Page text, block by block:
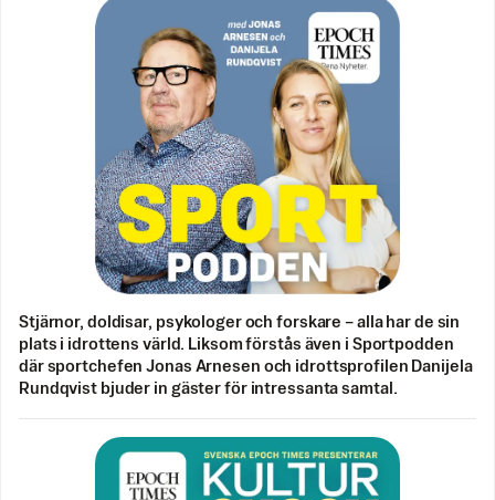
Stjärnor, doldisar, psykologer och forskare – alla har de sin
plats i idrottens värld. Liksom förstås även i Sportpodden
där sportchefen Jonas Arnesen och idrottsprofilen Danijela
Rundqvist bjuder in gäster för intressanta samtal.